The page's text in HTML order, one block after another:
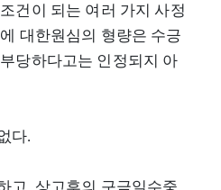
건이 되는 여러 가지 사정
대한원심의 형량은 수긍
당하다고는 인정되지 아
다.
고, 상고후의 구금일수중